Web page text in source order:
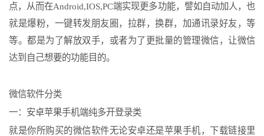
点，从而在Android,IOS,PC端实现更多功能，譬如自动加人，也
就是爆粉，一键转发朋友圈，拉群，换群，加通讯录好友，等
等。都是为了解放双手，或者为了更批量的管理微信，让微信
达到自己想要的功能目的。
微信软件分类
一：安卓苹果手机端纯多开登录类
就是你所购买的微信软件无论安卓还是苹果手机，下载链接里